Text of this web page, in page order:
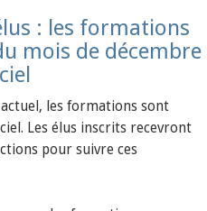
: les formations
mois de décembre
les formations sont
Les élus inscrits recevront
pour suivre ces